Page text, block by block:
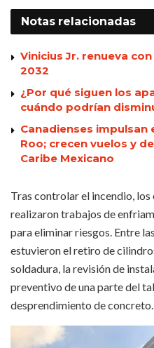
Notas relacionadas
Vinicius Jr. renueva
2032
¿Por qué siguen los
cuándo podrían
Canadienses impulsan
Roo; crecen vuelos y
Caribe Mexicano
Tras controlar el incendio,
realizaron trabajos de
para eliminar riesgos. Entre
estuvieron el retiro de
soldadura, la revisión de
preventivo de una parte del
desprendimiento de concreto.